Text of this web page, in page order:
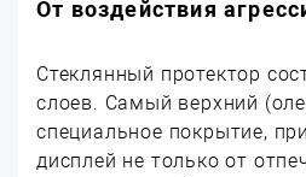
От воздействия
Стеклянный протектор
слоев. Самый верхний
специальное покрытие,
дисплей не только от